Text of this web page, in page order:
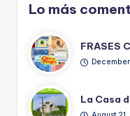
Lo más
FRASES
La Casa